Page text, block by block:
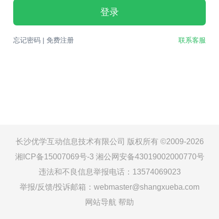
登录
忘记密码| 免费注册 联系客服
长沙优学互动信息技术有限公司 版权所有 ©2009-2026
湘ICP备15007069号-3 湘公网安备43019002000770号
违法和不良信息举报电话：13574069023
举报/反馈/投诉邮箱：webmaster@shangxueba.com
网站导航 帮助